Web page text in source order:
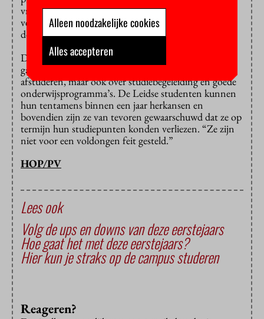
vroeg Jasper van Dijk (SP) zich af. En is het geen
verspilling van tijd om studenten vakken over te laten
doen?
Dat ziet Bussemaker anders. De prestatieafspraken
gaan niet alleen over de snelheid waarmee studenten
afstuderen, maar ook over studiebegeleiding en goede
onderwijsprogramma’s. De Leidse studenten kunnen
hun tentamens binnen een jaar herkansen en
bovendien zijn ze van tevoren gewaarschuwd dat ze op
termijn hun studiepunten konden verliezen. “Ze zijn
niet voor een voldongen feit gesteld.”
HOP/PV
Lees ook
Volg de ups en downs van deze eerstejaars
Hoe gaat het met deze eerstejaars?
Hier kun je straks op de campus studeren
Reageren?
Alleen noodzakelijke cookies
Alles accepteren